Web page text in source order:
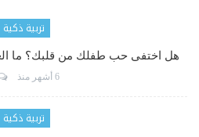
تربية ذكية
هل اختفى حب طفلك من قلبك؟ ما
6 أشهر منذ
تربية ذكية